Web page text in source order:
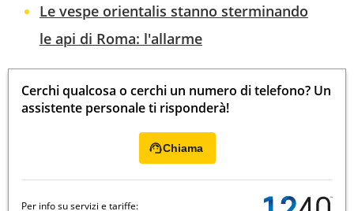
Le vespe orientalis stanno sterminando
le api di Roma: l'allarme
Cerchi qualcosa o cerchi un numero di telefono? Un
assistente personale ti risponderà!
Chiama
Per info su servizi e tariffe: